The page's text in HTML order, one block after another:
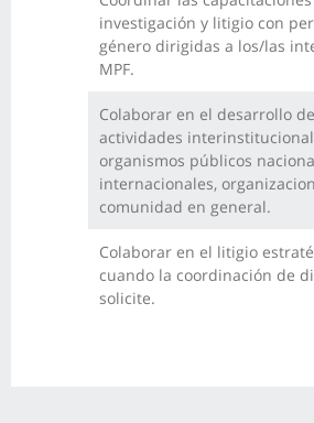
investigación y litigio con
género dirigidas a los/las
MPF.
Colaborar en el desarrollo
actividades
organismos públicos
internacionales,
comunidad en general.
Colaborar en el litigio
cuando la coordinación de
solicite.